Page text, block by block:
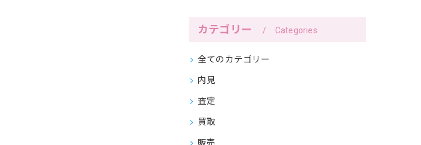
カテゴリー Categories
全てのカテゴリー
内見
査定
買取
販売